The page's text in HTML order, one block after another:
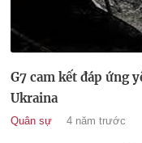
G7 cam kết đáp ứng
Ukraina
Quân sự 4 năm trước